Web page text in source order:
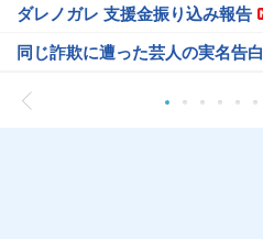
ダレノガレ 支援金振り込み報告
同じ詐欺に遭った芸人の実名告白